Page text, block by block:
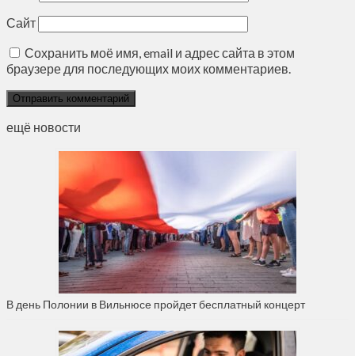
Сайт
Сохранить моё имя, email и адрес сайта в этом
браузере для последующих моих комментариев.
ещё новости
В день Полонии в Вильнюсе пройдет бесплатный концерт